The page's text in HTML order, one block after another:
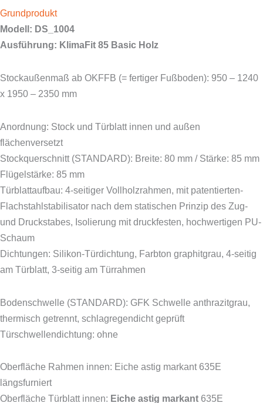
Grundprodukt
Modell: DS_1004
Ausführung: KlimaFit 85 Basic Holz
Stockaußenmaß ab OKFFB (= fertiger Fußboden): 950 – 1240
x 1950 – 2350 mm
Anordnung: Stock und Türblatt innen und außen
flächenversetzt
Stockquerschnitt (STANDARD): Breite: 80 mm / Stärke: 85 mm
Flügelstärke: 85 mm
Türblattaufbau: 4-seitiger Vollholzrahmen, mit patentierten-
Flachstahlstabilisator nach dem statischen Prinzip des Zug-
und Druckstabes, Isolierung mit druckfesten, hochwertigen PU-
Schaum
Dichtungen: Silikon-Türdichtung, Farbton graphitgrau, 4-seitig
am Türblatt, 3-seitig am Türrahmen
Bodenschwelle (STANDARD): GFK Schwelle anthrazitgrau,
thermisch getrennt, schlagregendicht geprüft
Türschwellendichtung: ohne
Oberfläche Rahmen innen: Eiche astig markant 635E
längsfurniert
Oberfläche Türblatt innen: Eiche astig markant 635E